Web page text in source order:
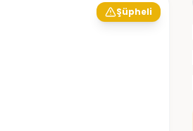
Şüpheli